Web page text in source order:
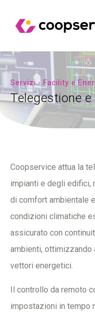
Servizi - Facility e
Telegestione
Coopservice attua la
impianti e degli edifici,
di comfort ambientale
condizioni climatiche
assicurato con
ambienti,
vettori energetici.
Il controllo da remoto
impostazioni in tempo